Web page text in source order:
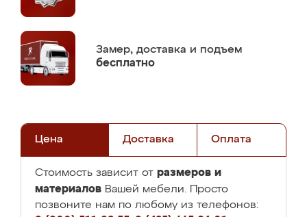
Замер, доставка и подъем
бесплатно
Цена Доставка Оплата
Стоимость зависит от размеров и
материалов Вашей мебели. Просто
позвоните нам по любому из телефонов: